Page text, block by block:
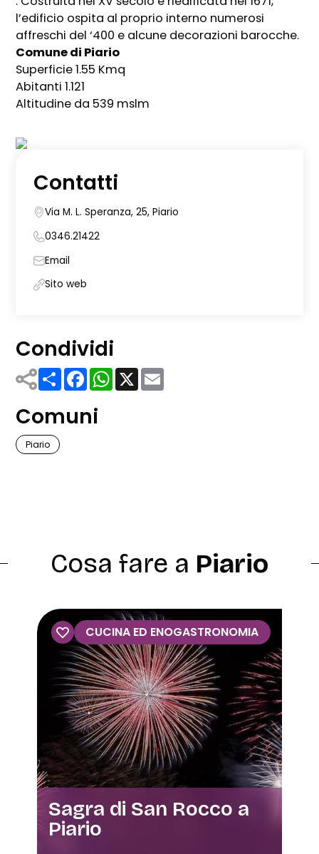
l’edificio ospita al proprio interno numerosi
affreschi del ‘400 e alcune decorazioni barocche.
Comune di Piario
Superficie 1.55 Kmq
Abitanti 1.121
Altitudine da 539 mslm
Contatti
Via M. L. Speranza, 25, Piario
0346.21422
Email
Sito web
Condividi
ShareFacebook
WhatsApp
X
Comuni
Piario
Cosa fare a Piario
CUCINA ED ENOGASTRONOMIA
Sagra di San Rocco a
Piario